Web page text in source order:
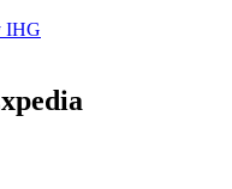
IHG